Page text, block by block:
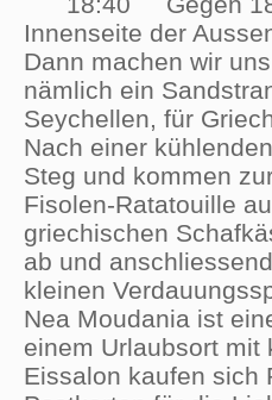
Innenseite der
Dann machen wir
nämlich ein
Seychellen, für
Nach einer
Steg und kommen
Fisolen-Ratatouille
griechischen
ab und
kleinen
Nea Moudania ist
einem Urlaubsort mit
Eissalon kaufen sich